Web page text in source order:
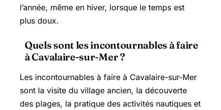
l’année, même en hiver, lorsque le temps est
plus doux.
Quels sont les incontournables à faire
à Cavalaire-sur-Mer ?
Les incontournables à faire à Cavalaire-sur-Mer
sont la visite du village ancien, la découverte
des plages, la pratique des activités nautiques et